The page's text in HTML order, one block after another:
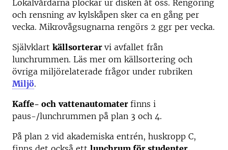
Lokalvårdarna plockar ur disken åt oss. Rengöring
och rensning av kylskåpen sker ca en gång per
vecka. Mikrovågsugnarna rengörs 2 ggr per vecka.
Självklart källsorterar vi avfallet från
lunchrummen. Läs mer om källsortering och
övriga miljörelaterade frågor under rubriken
Miljö.
Kaffe- och vattenautomater finns i
paus-/lunchrummen på plan 3 och 4.
På plan 2 vid akademiska entrén, huskropp C,